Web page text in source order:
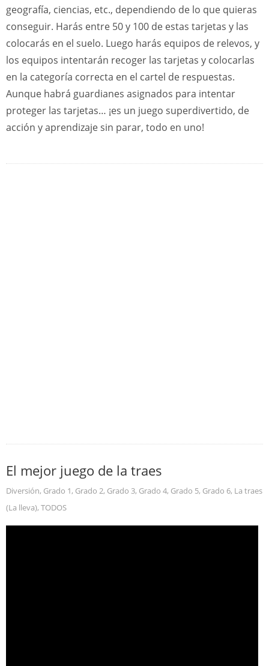
geografía, ciencias, etc., dependiendo de lo que quieras
conseguir. Harás entre 50 y 100 de estas tarjetas y las
colocarás en el suelo. Luego harás equipos de relevos, y
los equipos intentarán recoger las tarjetas y colocarlas
en la categoría correcta en el cartel de respuestas.
Aunque habrá guardianes asignados para intentar
proteger las tarjetas… ¡es un juego superdivertido, de
acción y aprendizaje sin parar, todo en uno!
El mejor juego de la traes
Diversión, Grado 1, Grado 2, Grado 3, Grado 4, Grado 5, Grado 6, La traes
(La lleva), TODOS